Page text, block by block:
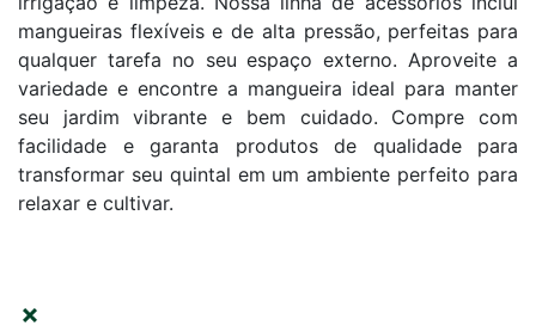
mangueiras flexíveis e de alta pressão, perfeitas para
qualquer tarefa no seu espaço externo. Aproveite a
variedade e encontre a mangueira ideal para manter
seu jardim vibrante e bem cuidado. Compre com
facilidade e garanta produtos de qualidade para
transformar seu quintal em um ambiente perfeito para
relaxar e cultivar.